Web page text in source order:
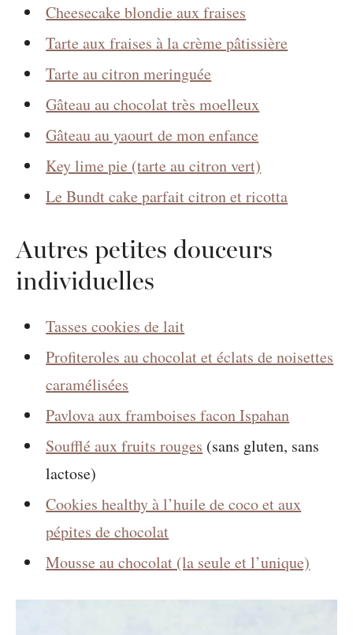
Cheesecake blondie aux fraises
Tarte aux fraises à la crème pâtissière
Tarte au citron meringuée
Gâteau au chocolat très moelleux
Gâteau au yaourt de mon enfance
Key lime pie (tarte au citron vert)
Le Bundt cake parfait citron et ricotta
Autres petites douceurs
individuelles
Tasses cookies de lait
Profiteroles au chocolat et éclats de noisettes
caramélisées
Pavlova aux framboises facon Ispahan
Soufflé aux fruits rouges (sans gluten, sans
lactose)
Cookies healthy à l’huile de coco et aux
pépites de chocolat
Mousse au chocolat (la seule et l’unique)